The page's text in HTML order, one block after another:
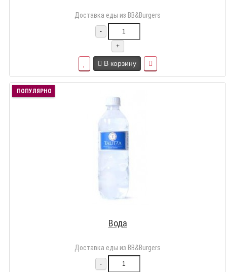
Доставка еды из BB&Burgers
-
+
В корзину
ПОПУЛЯРНО
Вода
Доставка еды из BB&Burgers
-